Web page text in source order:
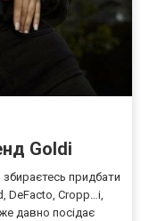
Goldi
придбати
DeFacto, Cropp…і,
давно посідає